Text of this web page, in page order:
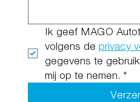
Ik geef MAGO
volgens de privacy
gegevens te
mij op te nemen. *